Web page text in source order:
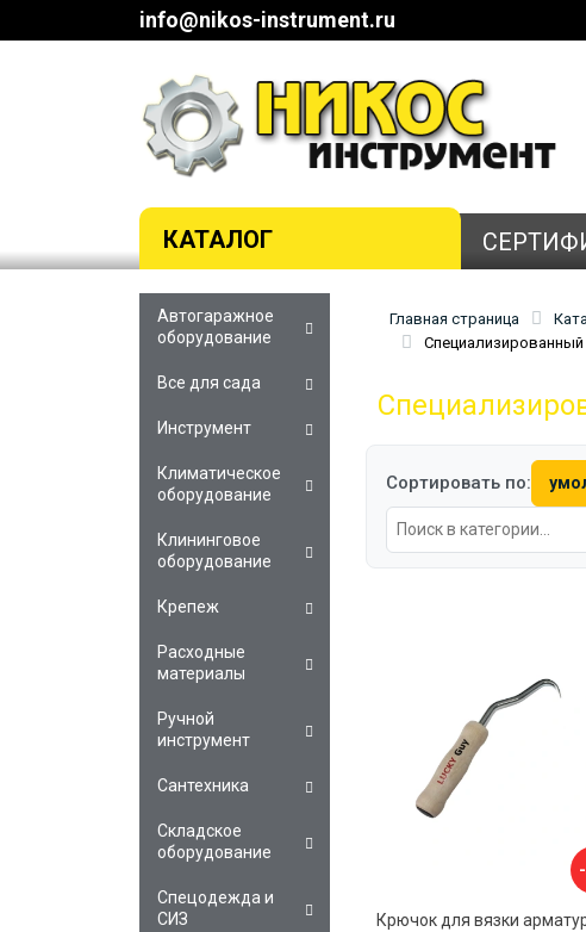
info@nikos-instrument.ru
КАТАЛОГ
Главная страница
Сортировать по:
Крючок для вязки
Автогаражное
оборудование
Все для сада
Инструмент
Климатическое
оборудование
Клининговое
оборудование
Крепеж
Расходные
материалы
Ручной
инструмент
Сантехника
Складское
оборудование
Спецодежда и
СИЗ